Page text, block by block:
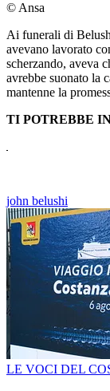
© Ansa
Ai funerali di
avevano lavorato
scherzando, aveva
avrebbe suonato la
mantenne la
TI POTREBBE
john belushi
LE VOCI DEL